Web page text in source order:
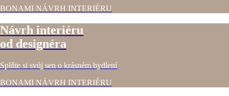
BONAMI NÁVRH INTERIÉRU
Návrh interiéru
od designéra
Splňte si svůj sen o krásném bydlení
BONAMI NÁVRH INTERIÉRU